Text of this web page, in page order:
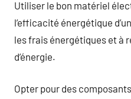
Utiliser le bon matériel
l’efficacité énergétique
les frais énergétiques et à
d’énergie.
Opter pour des